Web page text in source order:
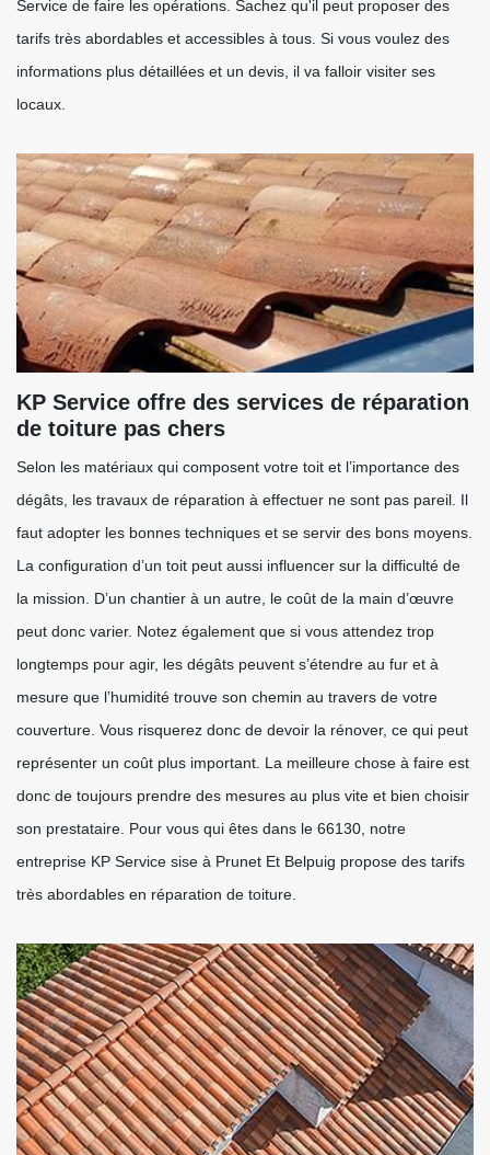
Service de faire les opérations. Sachez qu'il peut proposer des
tarifs très abordables et accessibles à tous. Si vous voulez des
informations plus détaillées et un devis, il va falloir visiter ses
locaux.
KP Service offre des services de réparation
de toiture pas chers
Selon les matériaux qui composent votre toit et l’importance des
dégâts, les travaux de réparation à effectuer ne sont pas pareil. Il
faut adopter les bonnes techniques et se servir des bons moyens.
La configuration d’un toit peut aussi influencer sur la difficulté de
la mission. D’un chantier à un autre, le coût de la main d’œuvre
peut donc varier. Notez également que si vous attendez trop
longtemps pour agir, les dégâts peuvent s’étendre au fur et à
mesure que l’humidité trouve son chemin au travers de votre
couverture. Vous risquerez donc de devoir la rénover, ce qui peut
représenter un coût plus important. La meilleure chose à faire est
donc de toujours prendre des mesures au plus vite et bien choisir
son prestataire. Pour vous qui êtes dans le 66130, notre
entreprise KP Service sise à Prunet Et Belpuig propose des tarifs
très abordables en réparation de toiture.